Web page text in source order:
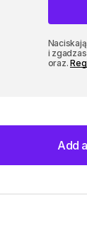
i
oraz.
Add
Add